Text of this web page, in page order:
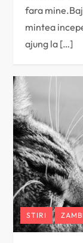
fara
mintea
ajung la […]
STIRI